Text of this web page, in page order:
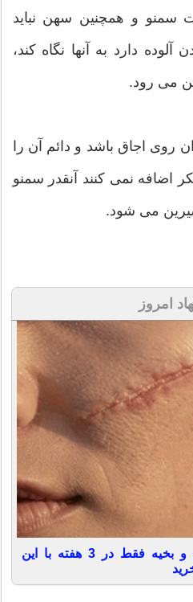
سمنو و همچنین سهن نباید
دارد به آنها نگاه کند،
می رود.
باید سمنو تا 3 اذان روی اجاق باشد و دائم آن را
اضافه نمی کنند آنقدر سمنو
می شود.
امروز
کاهش چشمگیر جای زخم و بخیه فقط در 3 هفته با این